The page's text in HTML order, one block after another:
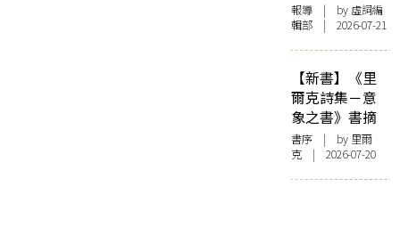
報導 | by 虛詞編
輯部 | 2026-07-21
【新書】《里
爾克詩集－意
象之書》書摘
書序 | by 里爾
克 | 2026-07-20